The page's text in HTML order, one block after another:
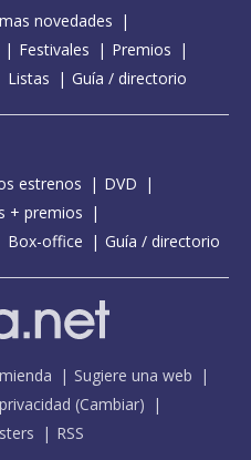
novedades
Festivales
Premios
Listas Guía / directorio
estrenos
DVD
+ premios
Box-office Guía / directorio
Sugiere una web
(Cambiar)
RSS